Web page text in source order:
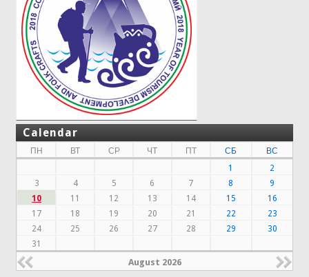
Calendar
ПН ВТ СР ЧТ ПТ СБ
ВС
1
2
3
4 5 6 7 8
9
10
11 12 13 14 15
16
17
18 19 20 21 22
23
24
25 26 27 28 29
30
31
August 2026